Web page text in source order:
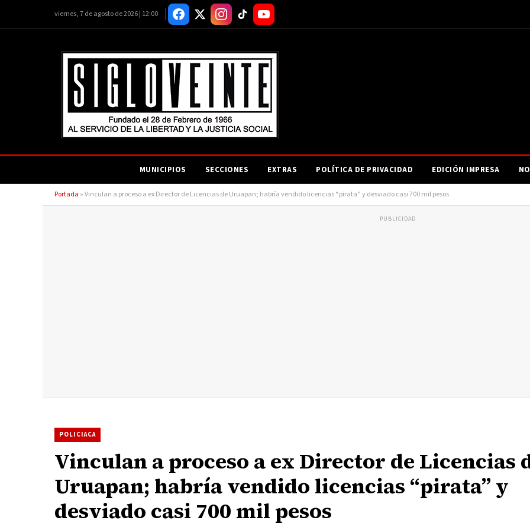
viernes, 7 de agosto de 2026 | 12:00
MUNICIPIOS SECCIONES EXTRAS POLÍTICA DE PRIVACIDAD EDICIÓN IMPRESA
Portada »Vinculan a proceso a ex Director de Licencias de Uruapan; habría vendido licencias “pirata” y desviado casi 700 mil pesos
PUBLICIDAD
POLICIACA
Vinculan a proceso a ex Director de Licencias
Uruapan; habría vendido licencias “pirata” y
desviado casi 700 mil pesos